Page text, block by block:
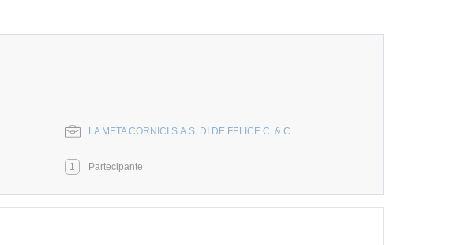
LA META CORNICI S.A.S. DI DE FELICE C. & C.
1 Partecipante